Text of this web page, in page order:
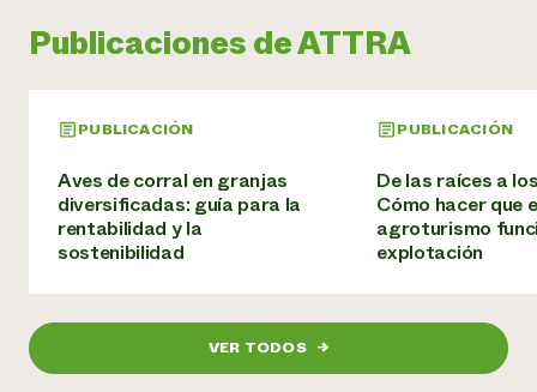
Publicaciones de ATTRA
PUBLICACIÓN
Aves de corral en granjas
diversificadas: guía para la
rentabilidad y la
sostenibilidad
PUBLICACIÓN
De las raíces a
Cómo hacer que
agroturismo
explotación
VER TODOS →